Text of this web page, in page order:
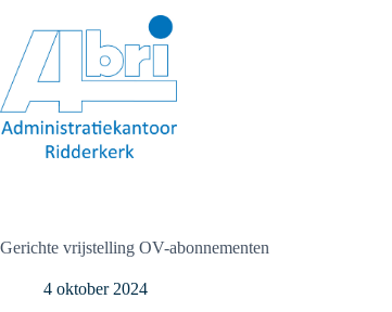
inhoud
Gerichte vrijstelling OV-abonnementen
4 oktober 2024